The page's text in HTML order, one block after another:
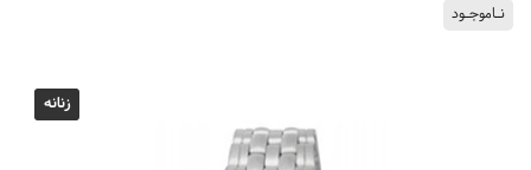
نـاموجـود
زنانه